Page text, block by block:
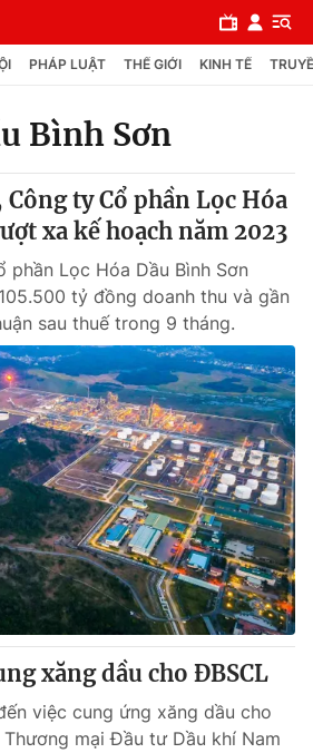
PHÁP LUẬT THẾ GIỚI KINH TẾ
Bình Sơn
ty Cổ phần Lọc Hóa
xa kế hoạch năm 2023
phần Lọc Hóa Dầu Bình Sơn
tỷ đồng doanh thu và gần
sau thuế trong 9 tháng.
xăng dầu cho ĐBSCL
việc cung ứng xăng dầu cho
mại Đầu tư Dầu khí Nam